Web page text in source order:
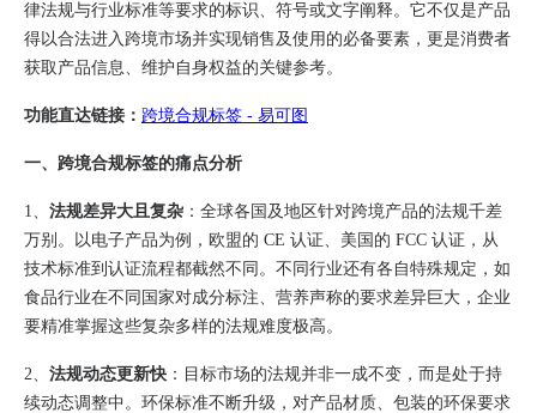
律法规与行业标准等要求的标识、符号或文字阐释。它不仅是产品
得以合法进入跨境市场并实现销售及使用的必备要素，更是消费者
获取产品信息、维护自身权益的关键参考。
功能直达链接： 跨境合规标签 - 易可图
一、跨境合规标签的痛点分析
1、 法规差异大且复杂 ：全球各国及地区针对跨境产品的法规千差
万别。以电子产品为例，欧盟的 CE 认证、美国的 FCC 认证，从
技术标准到认证流程都截然不同。不同行业还有各自特殊规定，如
食品行业在不同国家对成分标注、营养声称的要求差异巨大，企业
要精准掌握这些复杂多样的法规难度极高。
2、 法规动态更新快 ：目标市场的法规并非一成不变，而是处于持
续动态调整中。环保标准不断升级，对产品材质、包装的环保要求